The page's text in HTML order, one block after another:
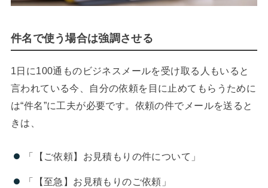
件名で使う場合は強調させる
1日に100通ものビジネスメールを受け取る人もいると
言われている今、自分の依頼を目に止めてもらうために
は“件名”に工夫が必要です。依頼の件でメールを送ると
きは、
「【ご依頼】お見積もりの件について」
「【至急】お見積もりのご依頼」